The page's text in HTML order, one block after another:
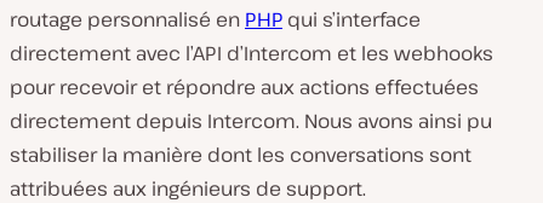
routage personnalisé en PHP qui s’interface
directement avec l’API d’Intercom et les webhooks
pour recevoir et répondre aux actions effectuées
directement depuis Intercom. Nous avons ainsi pu
stabiliser la manière dont les conversations sont
attribuées aux ingénieurs de support.